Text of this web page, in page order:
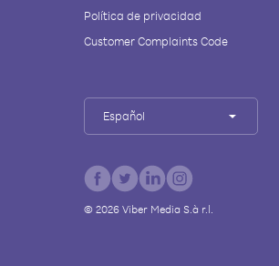
Política de privacidad
Customer Complaints Code
Español
© 2026Viber Media S.à r.l.